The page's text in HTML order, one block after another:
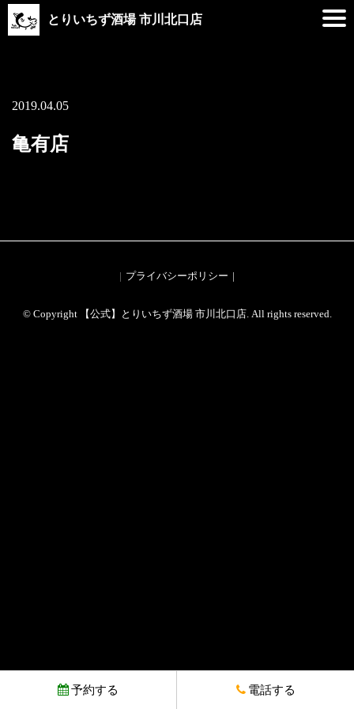
とりいちず酒場 市川北口店
2019.04.05
亀有店
プライバシーポリシー
© Copyright 【公式】とりいちず酒場 市川北口店. All rights reserved.
予約する 電話する